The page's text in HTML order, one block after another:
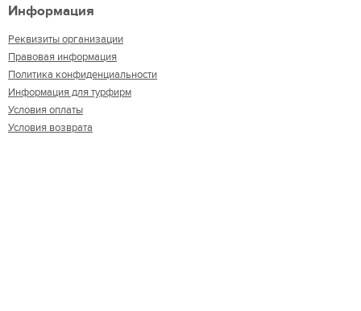
Информация
Реквизиты организации
Правовая информация
Политика конфиденциальности
Информация для турфирм
Условия оплаты
Условия возврата